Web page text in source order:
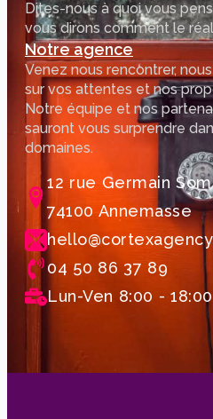
Dites-nous à quoi vous
vous dirons comment le
Notre agence
Venez nous rencontrer,
sur vos attentes et nos
Notre équipe et nos
sauront vous surprendre
domaines.
12 rue Germain
74100 Annemasse
04 50 86 37 89
Lun-Ven 8:00 - 18:00